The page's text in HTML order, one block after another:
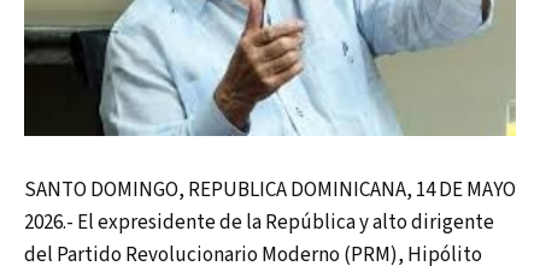
SANTO DOMINGO, REPUBLICA DOMINICANA, 14 DE MAYO
2026.- El expresidente de la República y alto dirigente
del Partido Revolucionario Moderno (PRM), Hipólito